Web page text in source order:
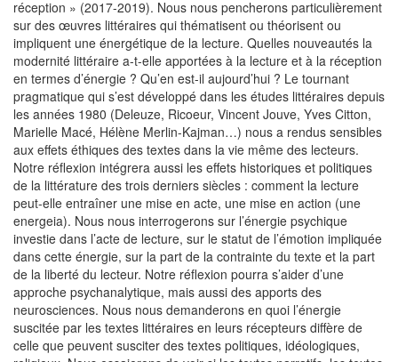
réception » (2017-2019). Nous nous pencherons particulièrement
sur des œuvres littéraires qui thématisent ou théorisent ou
impliquent une énergétique de la lecture. Quelles nouveautés la
modernité littéraire a-t-elle apportées à la lecture et à la réception
en termes d’énergie ? Qu’en est-il aujourd’hui ? Le tournant
pragmatique qui s’est développé dans les études littéraires depuis
les années 1980 (Deleuze, Ricoeur, Vincent Jouve, Yves Citton,
Marielle Macé, Hélène Merlin-Kajman…) nous a rendus sensibles
aux effets éthiques des textes dans la vie même des lecteurs.
Notre réflexion intégrera aussi les effets historiques et politiques
de la littérature des trois derniers siècles : comment la lecture
peut-elle entraîner une mise en acte, une mise en action (une
energeia). Nous nous interrogerons sur l’énergie psychique
investie dans l’acte de lecture, sur le statut de l’émotion impliquée
dans cette énergie, sur la part de la contrainte du texte et la part
de la liberté du lecteur. Notre réflexion pourra s’aider d’une
approche psychanalytique, mais aussi des apports des
neurosciences. Nous nous demanderons en quoi l’énergie
suscitée par les textes littéraires en leurs récepteurs diffère de
celle que peuvent susciter des textes politiques, idéologiques,